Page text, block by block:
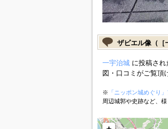
ザビエル像（［
一宇治城に投稿され
図・口コミがご覧頂
※ 「ニッポン城めぐり」
周辺城郭や史跡など、